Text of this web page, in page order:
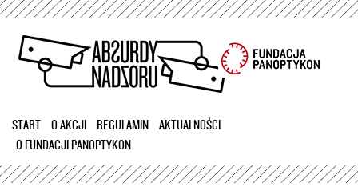
Przejdź
treści
START O AKCJI REGULAMIN
AKTUALNOŚCI
O FUNDACJI PANOPTYKON